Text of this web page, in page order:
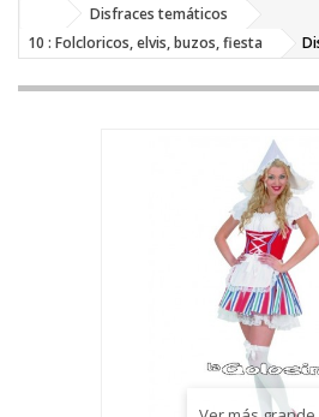
Disfraces temáticos
10 : Folcloricos, elvis, buzos, fiesta